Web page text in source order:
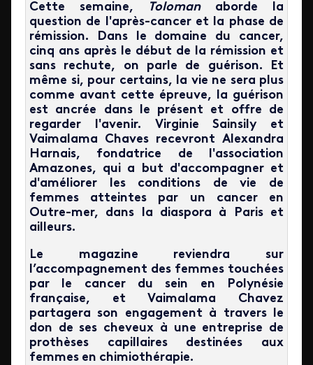
Cette semaine, Tolomanaborde la
question de l'après-cancer et la phase de
rémission. Dans le domaine du cancer,
cinq ans après le début de la rémission et
sans rechute, on parle de guérison. Et
même si, pour certains, la vie ne sera plus
comme avant cette épreuve, la guérison
est ancrée dans le présent et offre de
regarder l'avenir. Virginie Sainsily et
Vaimalama Chaves recevront Alexandra
Harnais, fondatrice de l'association
Amazones, qui a but d'accompagner et
d'améliorer les conditions de vie de
femmes atteintes par un cancer en
Outre-mer, dans la diaspora à Paris et
ailleurs.
Le magazine reviendra sur
l’accompagnement des femmes touchées
par le cancer du sein en Polynésie
française, et Vaimalama Chavez
partagera son engagement à travers le
don de ses cheveux à une entreprise de
prothèses capillaires destinées aux
femmes en chimiothérapie.